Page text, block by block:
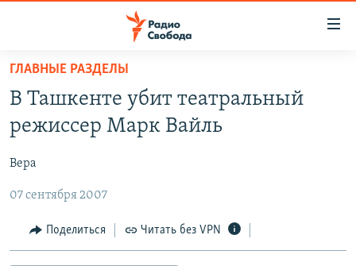
упрощенного
доступа
основному
Вернутся
главной
навигации
АВТОРСКИЕ ПРОЕКТЫ
ЦИТАТЫ СВОБОДЫ
МНЕНИЯ
КУЛЬТУРА
IDEL.РЕАЛИИ
ГЛАВНЫЕ РАЗДЕЛЫ
В Ташкенте убит театральный
режиссер Марк Вайль
Вера
07 сентября 2007
Поделиться Читать без VPN